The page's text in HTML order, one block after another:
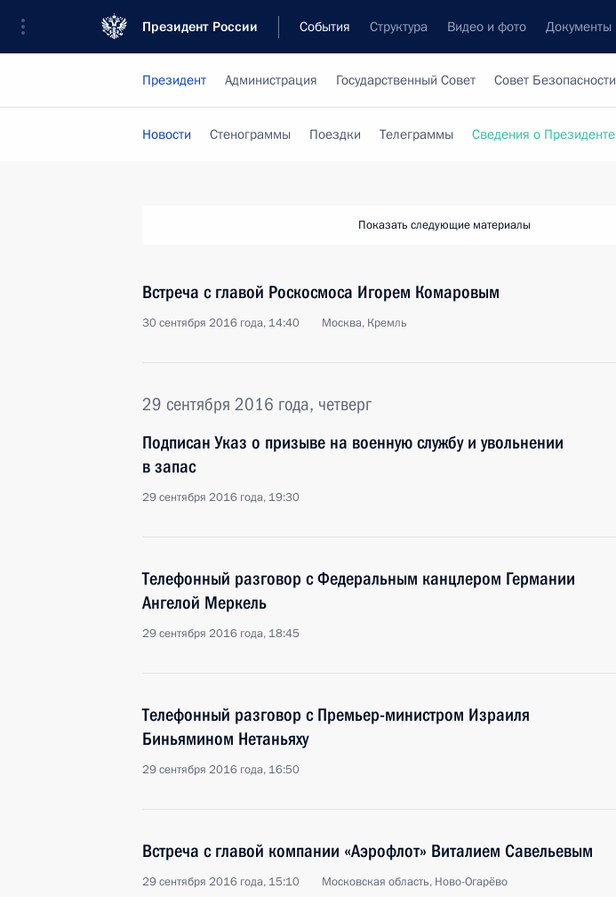
Президент России События Структура Видео и фото Документы
Президент Администрация Государственный Совет Совет Безопасности
Новости Стенограммы Поездки Телеграммы Сведения о Президенте
Показать следующие материалы
Встреча с главой Роскосмоса Игорем Комаровым
30 сентября 2016 года, 14:40 Москва, Кремль
29 сентября 2016 года, четверг
Подписан Указ о призыве на военную службу и увольнении
в запас
29 сентября 2016 года, 19:30
Телефонный разговор с Федеральным канцлером Германии
Ангелой Меркель
29 сентября 2016 года, 18:45
Телефонный разговор с Премьер-министром Израиля
Биньямином Нетаньяху
29 сентября 2016 года, 16:50
Встреча с главой компании «Аэрофлот» Виталием Савельевым
29 сентября 2016 года, 15:10 Московская область, Ново-Огарёво